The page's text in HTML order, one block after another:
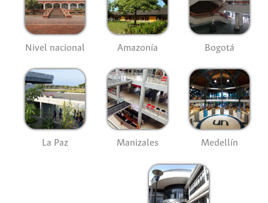
Nivel nacional Amazonía Bogotá
La Paz Manizales Medellín